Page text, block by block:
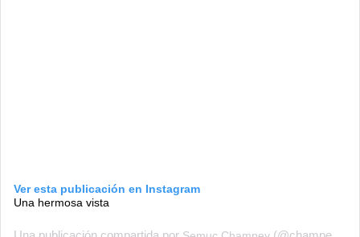
Ver esta publicación en Instagram
Una hermosa vista